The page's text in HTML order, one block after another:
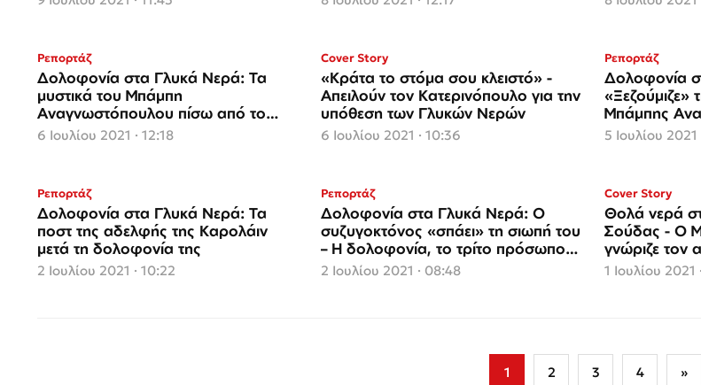
Ρεπορτάζ
Δολοφονία στα Γλυκά Νερά: Τα
μυστικά του Μπάμπη
Aναγνωστόπουλου πίσω από το
«θέατρο» των 37 ημερών
6 Ιουλίου 2021 · 12:18
Cover Story
«Κράτα το στόμα σου κλειστό» -
Απειλούν τον Κατερινόπουλο για την
υπόθεση των Γλυκών Νερών
6 Ιουλίου 2021 · 10:36
Ρεπορτάζ
Δολοφονία
«Ξεζούμιζε»
Μπάμπης
σκοτώσει την
5 Ιουλίου 2021
Ρεπορτάζ
Δολοφονία στα Γλυκά Νερά: Τα
ποστ της αδελφής της Καρολάιν
μετά τη δολοφονία της
2 Ιουλίου 2021 · 10:22
Ρεπορτάζ
Δολοφονία στα Γλυκά Νερά: Ο
συζυγοκτόνος «σπάει» τη σιωπή του
– Η δολοφονία, το τρίτο πρόσωπο
και τα χρήματα
2 Ιουλίου 2021 · 08:48
Cover Story
Θολά νερά
Σούδας - Ο
γνώριζε τον
1 Ιουλίου 2021
1 2 3 4 »